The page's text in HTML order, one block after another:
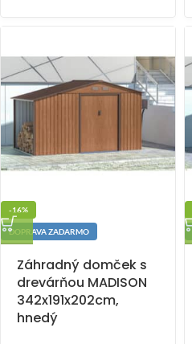
-16%
DOPRAVA ZADARMO
Záhradný domček s
drevárňou MADISON
342x191x202cm,
hnedý